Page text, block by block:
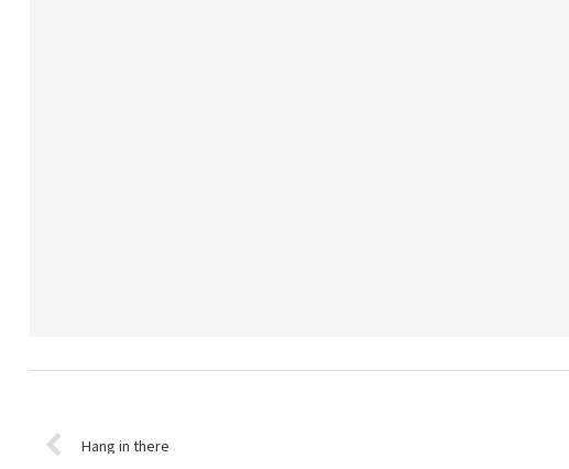
Hang in there